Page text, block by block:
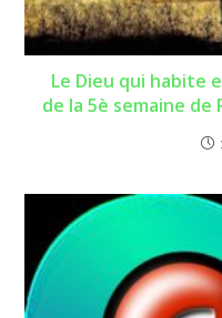
Le Dieu qui habite
de la 5è semaine de